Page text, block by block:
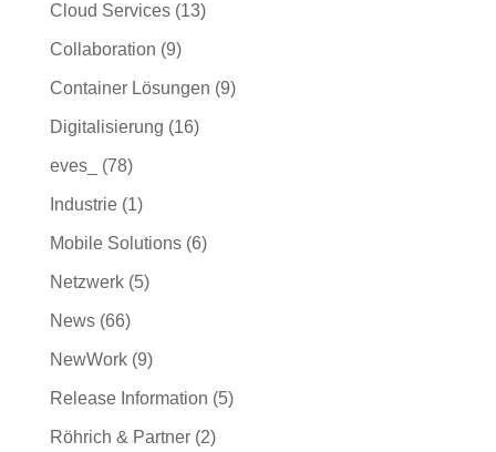
Cloud Services(13)
Collaboration (9)
Container Lösungen (9)
Digitalisierung (16)
eves_ (78)
Industrie(1)
Mobile Solutions(6)
Netzwerk(5)
News(66)
NewWork(9)
Release Information (5)
Röhrich & Partner(2)